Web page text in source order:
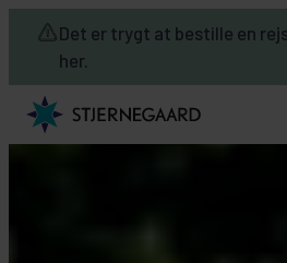
Det er trygt at bestille en
her.
Skip to main content